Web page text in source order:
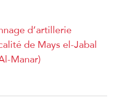
d’artillerie
de Mays el-Jabal
Manar)